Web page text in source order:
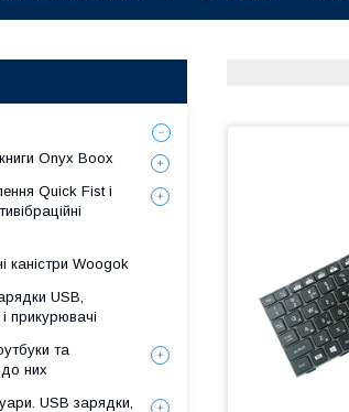
Onyx Boox
Quick Fist і
каністри Woogok
USB,
прикурювачі
та
до них
USB зарядки,